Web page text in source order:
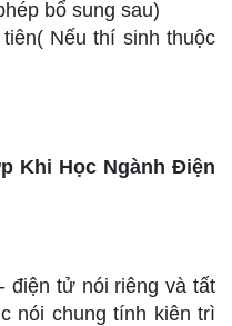
bổ sung sau)
Nếu thí sinh thuộc
Khi Học Ngành Điện
điện tử nói riêng và tất
nói chung tính kiên trì